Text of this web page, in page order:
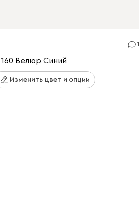
1
Велюр Синий
Изменить цвет и опции